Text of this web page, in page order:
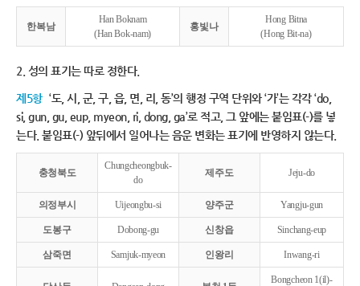
한복남
Han Boknam
(Han Bok-nam)
홍빛나
Hong Bitna
(Hong Bit-na)
2. 성의 표기는 따로 정한다.
제5항 ‘도, 시, 군, 구, 읍, 면, 리, 동’의 행정 구역 단위와 ‘가’는 각각 ‘do,
si, gun, gu, eup, myeon, ri, dong, ga’로 적고, 그 앞에는 붙임표(-)를 넣
는다. 붙임표(-) 앞뒤에서 일어나는 음운 변화는 표기에 반영하지 않는다.
충청북도
Chungcheongbuk-
do
제주도 Jeju-do
의정부시 Uijeongbu-si 양주군 Yangju-gun
도봉구 Dobong-gu 신창읍 Sinchang-eup
삼죽면 Samjuk-myeon 인왕리 Inwang-ri
Bongcheon 1(il)-